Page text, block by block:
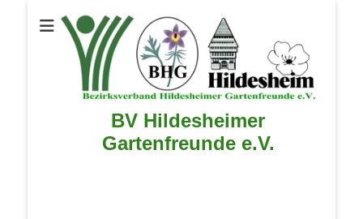
BV Hildesheimer
Gartenfreunde e.V.